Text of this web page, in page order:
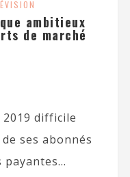
ambitieux
de marché
2019 difficile
ses abonnés